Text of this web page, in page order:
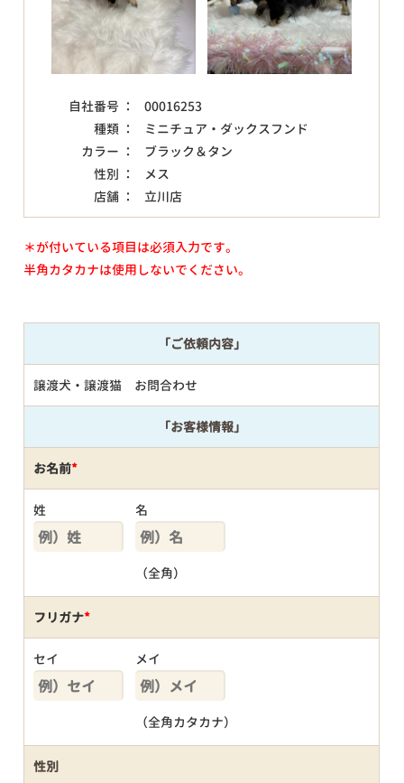
自社番号 ：
00016253
種類 ：
ミニチュア・ダックスフンド
カラー ：
ブラック＆タン
性別 ：
メス
店舗 ：
立川店
＊が付いている項目は必須入力です。
半角カタカナは使用しないでください。
「ご依頼内容」
譲渡犬・譲渡猫 お問合わせ
「お客様情報」
お名前*
姓 名
（全角）
フリガナ*
セイ メイ
（全角カタカナ）
性別